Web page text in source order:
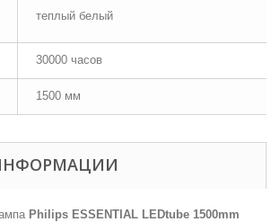
теплый белый
30000 часов
1500 мм
Philips ESSENTIAL LEDtube 1500mm